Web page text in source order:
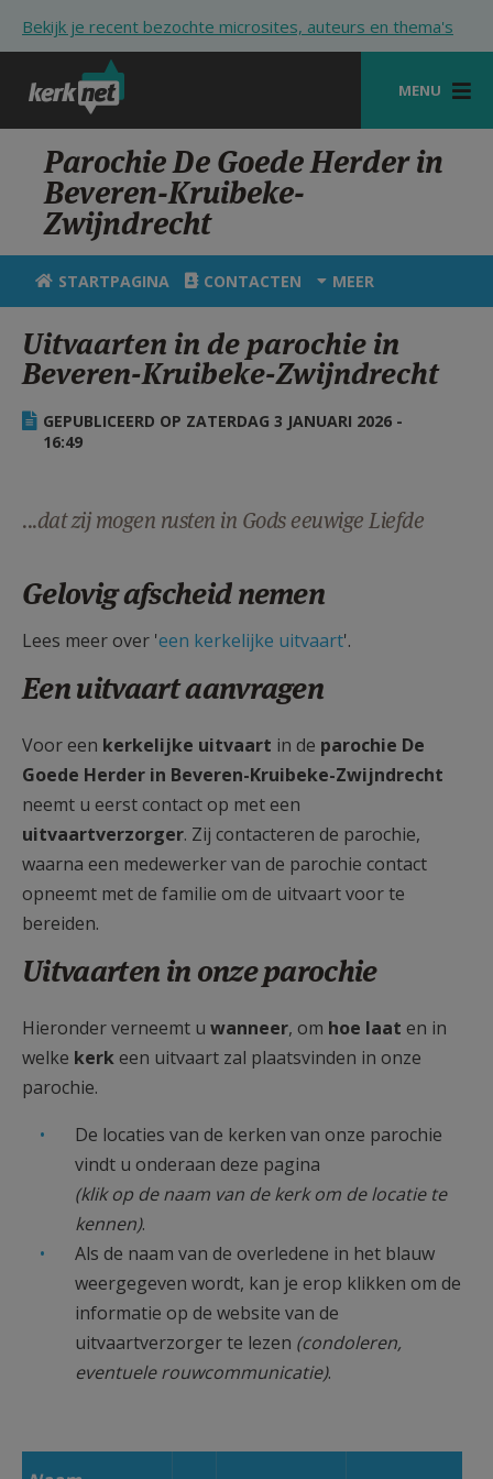
Bekijk je recent bezochte microsites, auteurs en thema's
MENU
STARTPAGINA
KERK
VIERINGEN
SHOP
ZOEKEN
HULP
STARTPAGINA PORTAAL
AANMELDEN OF REGISTREREN
Parochie De Goede Herder in
Beveren-Kruibeke-
Zwijndrecht
STARTPAGINA CONTACTEN MEER
Uitvaarten in de parochie in
Beveren-Kruibeke-Zwijndrecht
GEPUBLICEERD OP ZATERDAG 3 JANUARI 2026 -
16:49
...dat zij mogen rusten in Gods eeuwige Liefde
Gelovig afscheid nemen
Lees meer over 'een kerkelijke uitvaart'.
Een uitvaart aanvragen
Voor een kerkelijke uitvaart in de parochie De
Goede Herder in Beveren-Kruibeke-Zwijndrecht
neemt u eerst contact op met een
uitvaartverzorger. Zij contacteren de parochie,
waarna een medewerker van de parochie contact
opneemt met de familie om de uitvaart voor te
bereiden.
Uitvaarten in onze parochie
Hieronder verneemt u wanneer, om hoe laat en in
welke kerkeen uitvaart zal plaatsvinden in onze
parochie.
De locaties van de kerken van onze parochie
vindt u onderaan deze pagina
(klik op de naam van de kerk om de locatie te
kennen).
Als de naam van de overledene in het blauw
weergegeven wordt, kan je erop klikken om de
informatie op de website van de
uitvaartverzorger te lezen (condoleren,
eventuele rouwcommunicatie).